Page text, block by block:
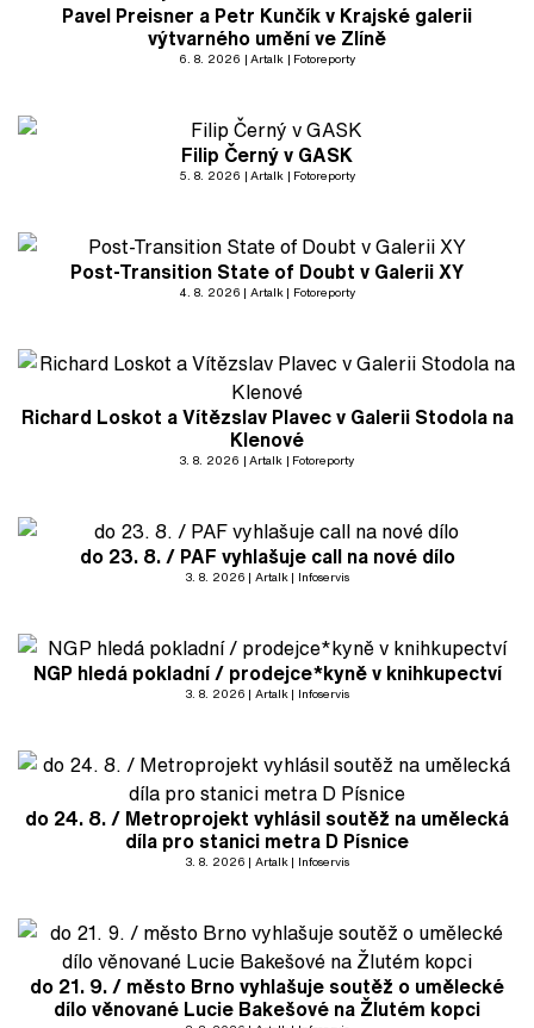
Pavel Preisner a Petr Kunčík v Krajské galerii
výtvarného umění ve Zlíně
6. 8. 2026 Artalk Fotoreporty
Filip Černý v GASK
5. 8. 2026 Artalk Fotoreporty
Post-Transition State of Doubt v Galerii XY
4. 8. 2026 Artalk Fotoreporty
Richard Loskot a Vítězslav Plavec v Galerii Stodola na
Klenové
3. 8. 2026 Artalk Fotoreporty
do 23. 8. / PAF vyhlašuje call na nové dílo
3. 8. 2026 Artalk Infoservis
NGP hledá pokladní / prodejce*kyně v knihkupectví
3. 8. 2026 Artalk Infoservis
do 24. 8. / Metroprojekt vyhlásil soutěž na umělecká
díla pro stanici metra D Písnice
3. 8. 2026 Artalk Infoservis
do 21. 9. / město Brno vyhlašuje soutěž o umělecké
dílo věnované Lucie Bakešové na Žlutém kopci